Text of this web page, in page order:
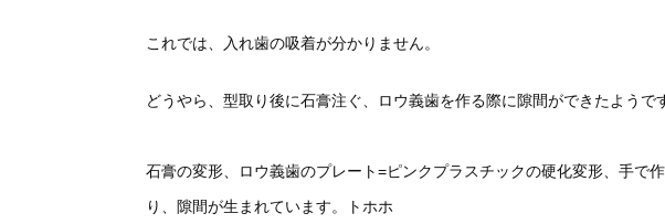
これでは、入れ歯の吸着が分かりません。
どうやら、型取り後に石膏注ぐ、ロウ義歯を作る際に隙間ができたようで
石膏の変形、ロウ義歯のプレート=ピンクプラスチックの硬化変形、手で
り、隙間が生まれています。トホホ